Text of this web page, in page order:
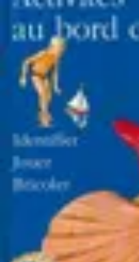
Aventures Ado
Activités Aventure
Aventure Activités d'Aventure
Aventures Ado